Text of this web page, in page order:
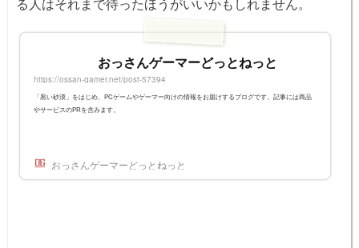
おっさんゲーマーどっとねっと
https://ossan-gamer.net/post-57394
「黒い砂漠」をはじめ、PCゲームやゲーマー向けの情報をお届けするブログです。記事には商品
やサービスのPRを含みます。
おっさんゲーマーどっとねっと